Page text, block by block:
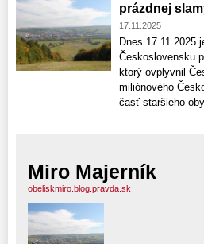
prázdnej
17.11.2025
Dnes 17.11.2025
Československu
ktorý ovplyvnil
miliónového
časť staršieho
Miro Majerník
obeliskmiro.blog.pravda.sk